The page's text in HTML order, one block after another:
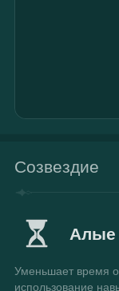
Созвездие
Алые
Уменьшает время
использование